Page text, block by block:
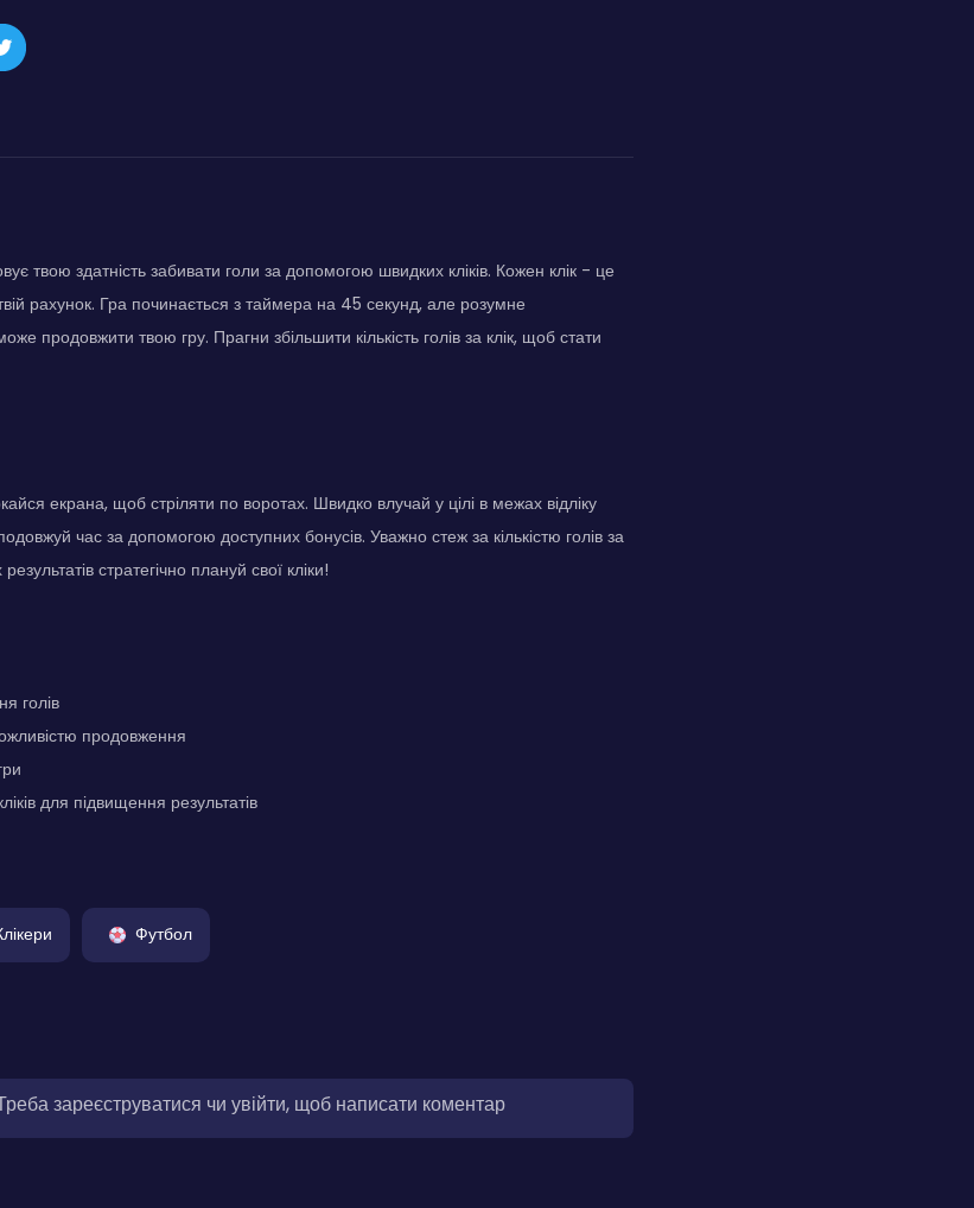
твою здатність забивати голи за допомогою швидких кліків. Кожен клік - це
рахунок. Гра починається з таймера на 45 секунд, але розумне
продовжити твою гру. Прагни збільшити кількість голів за клік, щоб стати
екрана, щоб стріляти по воротах. Швидко влучай у цілі в межах відліку
час за допомогою доступних бонусів. Уважно стеж за кількістю голів за
стратегічно плануй свої кліки!
голів
продовження
для підвищення результатів
Футбол
зареєструватися чи увійти, щоб написати коментар